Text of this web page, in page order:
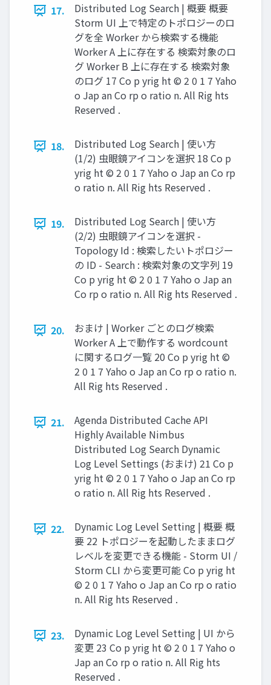
17.
Distributed Log Search | 概要 概要
Storm UI 上で特定のトポロジーのロ
グを全 Worker から検索する機能
Worker A 上に存在する 検索対象のロ
グ Worker B 上に存在する 検索対象
のログ 17 Co p yrig ht © 2 0 1 7 Yaho
o Jap an Co rp o ratio n. All Rig hts
Reserved .
18.
Distributed Log Search | 使い方
(1/2) 虫眼鏡アイコンを選択 18 Co p
yrig ht © 2 0 1 7 Yaho o Jap an Co rp
o ratio n. All Rig hts Reserved .
19.
Distributed Log Search | 使い方
(2/2) 虫眼鏡アイコンを選択 -
Topology Id : 検索したいトポロジー
の ID - Search : 検索対象の文字列 19
Co p yrig ht © 2 0 1 7 Yaho o Jap an
Co rp o ratio n. All Rig hts Reserved .
20.
おまけ | Worker ごとのログ検索
Worker A 上で動作する wordcount
に関するログ一覧 20 Co p yrig ht ©
2 0 1 7 Yaho o Jap an Co rp o ratio n.
All Rig hts Reserved .
21.
Agenda Distributed Cache API
Highly Available Nimbus
Distributed Log Search Dynamic
Log Level Settings (おまけ) 21 Co p
yrig ht © 2 0 1 7 Yaho o Jap an Co rp
o ratio n. All Rig hts Reserved .
22.
Dynamic Log Level Setting | 概要 概
要 22 トポロジーを起動したままログ
レベルを変更できる機能 - Storm UI /
Storm CLI から変更可能 Co p yrig ht
© 2 0 1 7 Yaho o Jap an Co rp o ratio
n. All Rig hts Reserved .
23.
Dynamic Log Level Setting | UI から
変更 23 Co p yrig ht © 2 0 1 7 Yaho o
Jap an Co rp o ratio n. All Rig hts
Reserved .